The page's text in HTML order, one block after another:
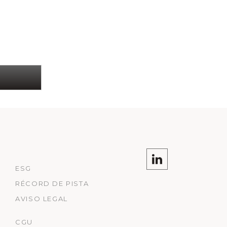
ESG
RÉCORD DE PISTA
AVISO LEGAL
CGU